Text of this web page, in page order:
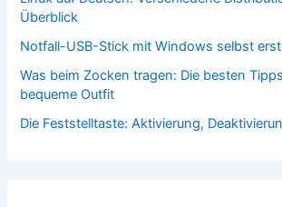
Überblick
Notfall-USB-Stick mit Windows selbst
Was beim Zocken tragen: Die besten
bequeme Outfit
Die Feststelltaste: Aktivierung,